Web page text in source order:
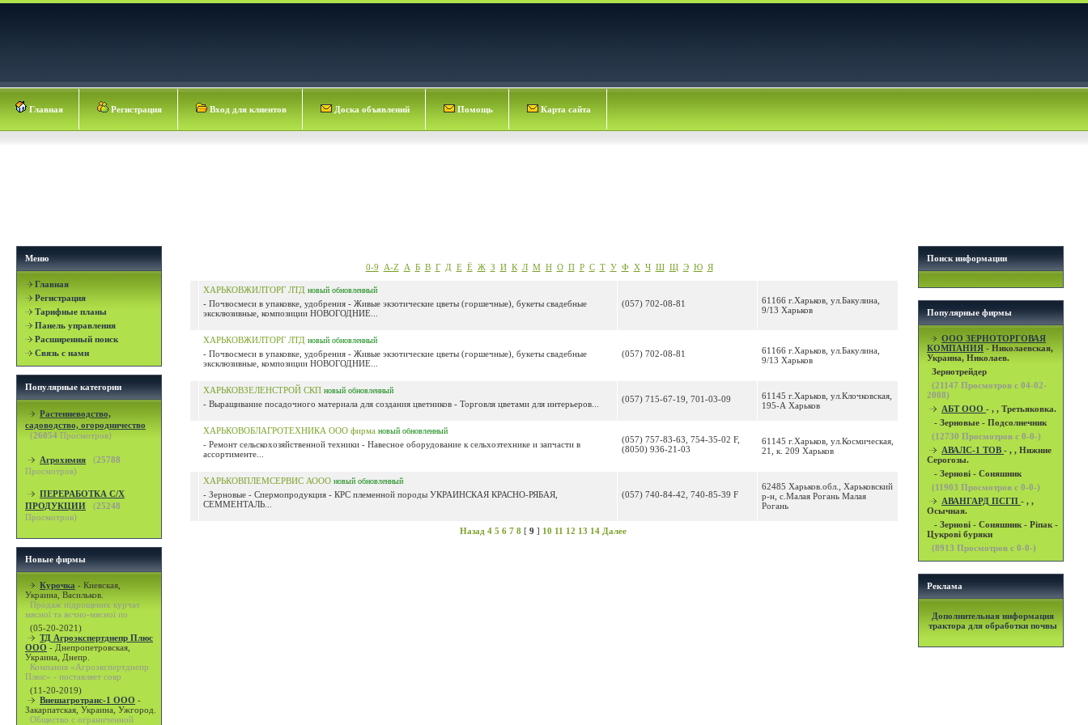
Главная Регистрация Вход для клиентов Доска объявлений Помощь Карта сайта
Меню
Главная
Регистрация
Тарифные планы
Панель управления
Расширенный поиск
Связь с нами
Популярные категории
Растениеводство,
садоводство, огородничество
(26054 Просмотров)
Агрохимия (25788
Просмотров)
ПЕРЕРАБОТКА С/Х
ПРОДУКЦИИ
(25248
Просмотров)
Новые фирмы
Курочка - Киевская,
Украина, Васильков.
Продаж підрощених курчат
мясної та яєчно-мясної по
(05-20-2021)
ТД Агроэкспертднепр Плюс
ООО - Днепропетровская,
Украина, Днепр.
Компания «Агроэкспертднепр
Плюс» - поставляет совр
(11-20-2019)
Внешагротранс-1 ООО -
Закарпатская, Украина, Ужгород.
Общество с ограниченной
0-9 A-Z А Б В Г Д Е Ё Ж З И К Л М Н О П Р С Т У Ф Х Ч Ш Щ Э Ю Я
ХАРЬКОВЖИЛТОРГ ЛТД новый обновленный
- Почвосмеси в упаковке, удобрения - Живые экзотические цветы (горшечные), букеты свадебные
эксклюзивные, композиции НОВОГОДНИЕ...
(057) 702-08-81
61166 г.Харьков, ул.Бакулина,
9/13 Харьков
ХАРЬКОВЖИЛТОРГ ЛТД новый обновленный
- Почвосмеси в упаковке, удобрения - Живые экзотические цветы (горшечные), букеты свадебные
эксклюзивные, композиции НОВОГОДНИЕ...
(057) 702-08-81
61166 г.Харьков, ул.Бакулина,
9/13 Харьков
ХАРЬКОВЗЕЛЕНСТРОЙ СКП новый обновленный
- Выращивание посадочного материала для создания цветников - Торговля цветами для интерьеров... (057) 715-67-19, 701-03-09
61145 г.Харьков, ул.Клочковская,
195-А Харьков
ХАРЬКОВОБЛАГРОТЕХНИКА ООО фирма новый обновленный
- Ремонт сельскохозяйственной техники - Навесное оборудование к сельхозтехнике и запчасти в
ассортименте...
(057) 757-83-63, 754-35-02 F,
(8050) 936-21-03
61145 г.Харьков, ул.Космическая,
21, к. 209 Харьков
ХАРЬКОВПЛЕМСЕРВИС АООО новый обновленный
- Зерновые - Спермопродукция - КРС племенной породы УКРАИНСКАЯ КРАСНО-РЯБАЯ,
СЕММЕНТАЛЬ...
(057) 740-84-42, 740-85-39 F
62485 Харьков.обл., Харьковский
р-н, с.Малая Рогань Малая
Рогань
Назад 4 5 6 7 8[ 9 ] 10 11 12 13 14 Далее
Поиск информации
Популярные фирмы
OOO ЗЕРНОТОРГОВАЯ
КОМПАНИЯ - Николаевская,
Украина, Николаев.
Зернотрейдер
(21147 Просмотров с 04-02-
2008)
АБТ ООО - , , Третьяковка.
- Зерновые - Подсолнечник
(12730 Просмотров с 0-0-)
АВАЛС-1 ТОВ - , , Нижние
Серогозы.
- Зернові - Соняшник
(11903 Просмотров с 0-0-)
АВАНГАРД ПСГП - , ,
Осычная.
- Зернові - Соняшник - Ріпак -
Цукрові буряки
(8913 Просмотров с 0-0-)
Реклама
Дополнительная информация
трактора для обработки почвы